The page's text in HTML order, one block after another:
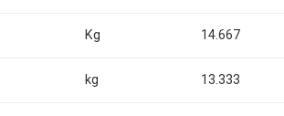
Kg 14.667
kg 13.333